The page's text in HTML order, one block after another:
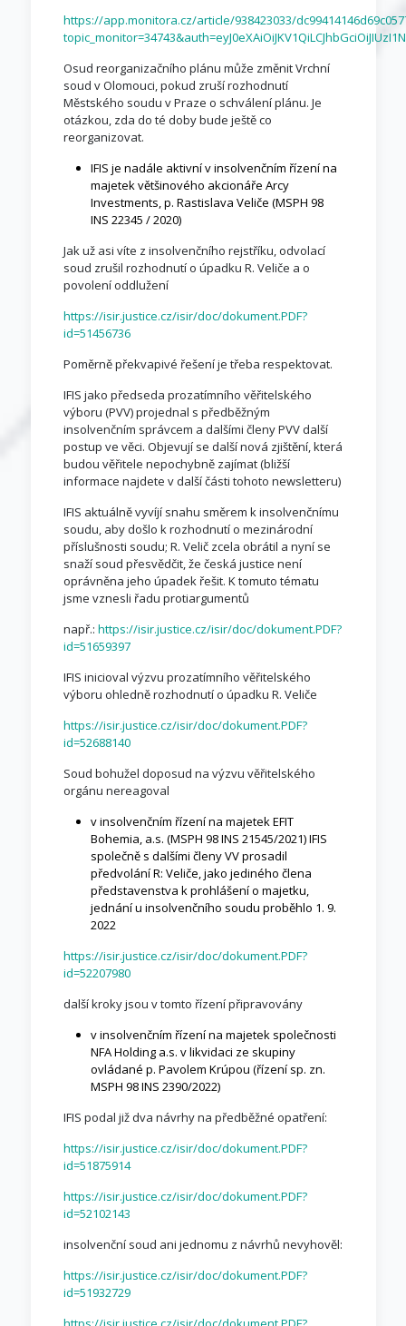
https://app.monitora.cz/article/938423033/
Osud reorganizačního plánu může změnit Vrchní
soud v Olomouci, pokud zruší rozhodnutí
Městského soudu v Praze o schválení plánu. Je
otázkou, zda do té doby bude ještě co
reorganizovat.
IFIS je nadále aktivní v insolvenčním řízení na
majetek většinového akcionáře Arcy
Investments, p. Rastislava Veliče (MSPH 98
INS 22345 / 2020)
Jak už asi víte z insolvenčního rejstříku, odvolací
soud zrušil rozhodnutí o úpadku R. Veliče a o
povolení oddlužení
https://isir.justice.cz/isir/doc/dokument.PDF?
id=51456736
Poměrně překvapivé řešení je třeba respektovat.
IFIS jako předseda prozatímního věřitelského
výboru (PVV) projednal s předběžným
insolvenčním správcem a dalšími členy PVV další
postup ve věci. Objevují se další nová zjištění, která
budou věřitele nepochybně zajímat (bližší
informace najdete v další části tohoto newsletteru)
IFIS aktuálně vyvíjí snahu směrem k insolvenčnímu
soudu, aby došlo k rozhodnutí o mezinárodní
příslušnosti soudu; R. Velič zcela obrátil a nyní se
snaží soud přesvědčit, že česká justice není
oprávněna jeho úpadek řešit. K tomuto tématu
jsme vznesli řadu protiargumentů
např.: https://isir.justice.cz/isir/doc/dokument.PDF?
id=51659397
IFIS inicioval výzvu prozatímního věřitelského
výboru ohledně rozhodnutí o úpadku R. Veliče
https://isir.justice.cz/isir/doc/dokument.PDF?
id=52688140
Soud bohužel doposud na výzvu věřitelského
orgánu nereagoval
v insolvenčním řízení na majetek EFIT
Bohemia, a.s. (MSPH 98 INS 21545/2021) IFIS
společně s dalšími členy VV prosadil
předvolání R: Veliče, jako jediného člena
představenstva k prohlášení o majetku,
jednání u insolvenčního soudu proběhlo 1. 9.
2022
https://isir.justice.cz/isir/doc/dokument.PDF?
id=52207980
další kroky jsou v tomto řízení připravovány
v insolvenčním řízení na majetek společnosti
NFA Holding a.s. v likvidaci ze skupiny
ovládané p. Pavolem Krúpou (řízení sp. zn.
MSPH 98 INS 2390/2022)
IFIS podal již dva návrhy na předběžné opatření:
https://isir.justice.cz/isir/doc/dokument.PDF?
id=51875914
https://isir.justice.cz/isir/doc/dokument.PDF?
id=52102143
insolvenční soud ani jednomu z návrhů nevyhověl:
https://isir.justice.cz/isir/doc/dokument.PDF?
id=51932729